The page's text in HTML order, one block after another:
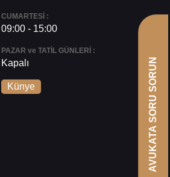
CUMARTESİ :
09:00 - 15:00
PAZAR ve TATİL GÜNLERİ :
Kapalı
Künye AVUKATA SORU SORUN